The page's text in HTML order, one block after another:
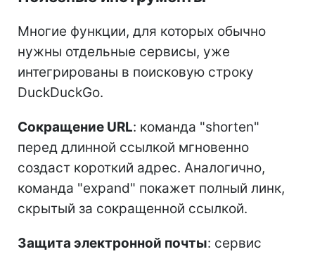
Многие функции, для которых обычно
нужны отдельные сервисы, уже
интегрированы в поисковую строку
DuckDuckGo.
Сокращение URL: команда "shorten"
перед длинной ссылкой мгновенно
создаст короткий адрес. Аналогично,
команда "expand" покажет полный линк,
скрытый за сокращенной ссылкой.
Защита электронной почты: сервис